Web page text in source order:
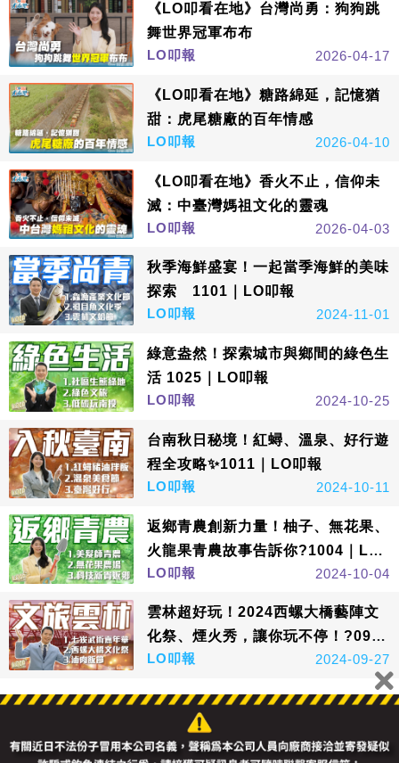
《LO叩看在地》台灣尚勇：狗狗跳
舞世界冠軍布布
LO叩報
2026-04-17
《LO叩看在地》糖路綿延，記憶猶
甜：虎尾糖廠的百年情感
LO叩報
2026-04-10
《LO叩看在地》香火不止，信仰未
滅：中臺灣媽祖文化的靈魂
LO叩報
2026-04-03
秋季海鮮盛宴！一起當季海鮮的美味
探索 1101｜LO叩報
LO叩報
2024-11-01
綠意盎然！探索城市與鄉間的綠色生
活 1025｜LO叩報
LO叩報
2024-10-25
台南秋日秘境！紅蟳、溫泉、好行遊
程全攻略✨1011｜LO叩報
LO叩報
2024-10-11
返鄉青農創新力量！柚子、無花果、
火龍果青農故事告訴你?1004｜LO
叩報
LO叩報 2024-10-04
雲林超好玩！2024西螺大橋藝陣文
化祭、煙火秀，讓你玩不停！?0927
｜LO叩報
LO叩報 2024-09-27
看更多